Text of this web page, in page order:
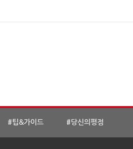
#팁&가이드 #당신의평점